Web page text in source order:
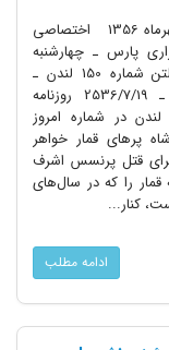
تاریخ سند: 20 مهرماه 1356 اختصاصی
پارس ـ چهارشنبه
2536/7/20 - بولتن شماره 150 لندن ـ
خبرگزاری پارس ـ 2536/7/19 روزنامه
در شماره امروز
پرهای قمار خواهر
قتل پرنسس اشرف
را که در سال‌های
ادامه مطلب